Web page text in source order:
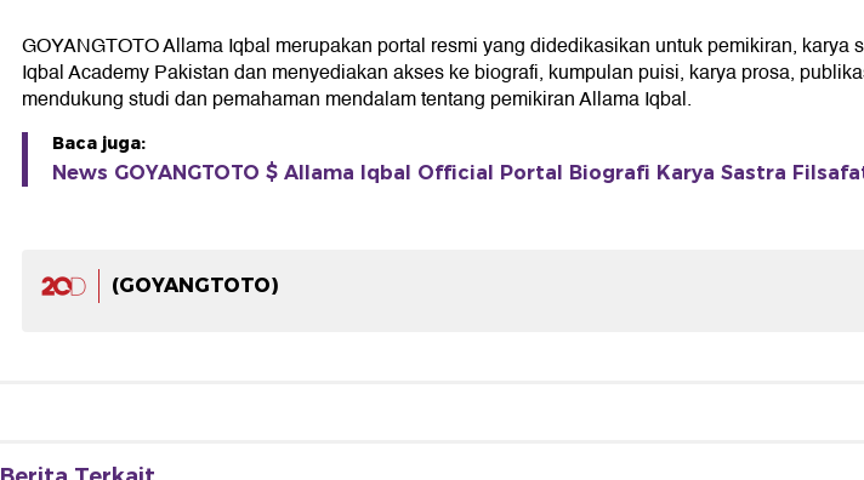
GOYANGTOTO Allama Iqbal merupakan portal resmi yang didedikasikan untuk pemikiran,
Iqbal Academy Pakistan dan menyediakan akses ke biografi, kumpulan puisi, karya prosa,
mendukung studi dan pemahaman mendalam tentang pemikiran Allama Iqbal.
Baca juga:
News GOYANGTOTO $ Allama Iqbal Official Portal Biografi Karya Sastra
(GOYANGTOTO)